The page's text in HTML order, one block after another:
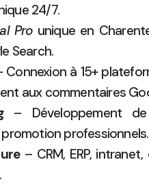
24/7.
Prounique en
Search.
Connexion à 15+
aux commentaires
– Développement de
professionnels.
– CRM, ERP,